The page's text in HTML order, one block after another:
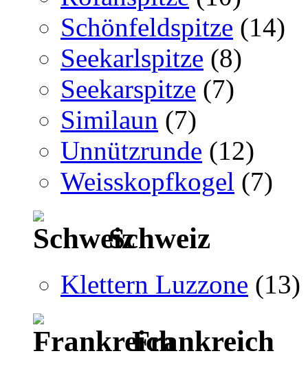
Schönfeldspitze (14)
Seekarlspitze (8)
Seekarspitze (7)
Similaun (7)
Unnützrunde (12)
Weisskopfkogel (7)
Schweiz
Klettern Luzzone (13)
Frankreich